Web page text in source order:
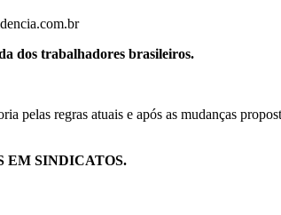
dos trabalhadores brasileiros.
pelas regras atuais e após as mudanças
EM SINDICATOS.